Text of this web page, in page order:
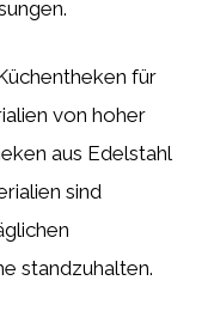
für
von hoher
aus Edelstahl
sind
standzuhalten.